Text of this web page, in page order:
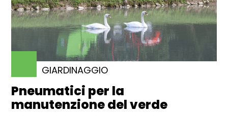
GIARDINAGGIO
Pneumatici per la
manutenzione del verde